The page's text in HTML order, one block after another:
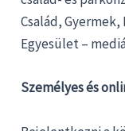
Család,
Egyesület –
Személyes és